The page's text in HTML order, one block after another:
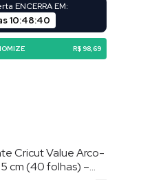
ENCERRA EM:
10:48:39
R$ 98,69
Value Arco-
cm (40 folhas) –